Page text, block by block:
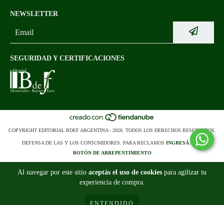
Al navegar por este sitio aceptás el uso de cookies para agilizar tu
experiencia de compra.
ENTENDIDO
NEWSLETTER
SEGURIDAD Y CERTIFICACIONES
COPYRIGHT EDITORIAL BDEF ARGENTINA - 2026. TODOS LOS DERECHOS RESERVADOS.
DEFENSA DE LAS Y LOS CONSUMIDORES. PARA RECLAMOS INGRESÁ ACÁ.
BOTÓN DE ARREPENTIMIENTO